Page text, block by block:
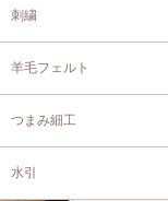
刺繍
羊毛フェルト
つまみ細工
水引